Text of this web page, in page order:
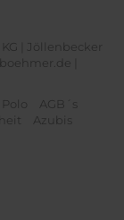
| Jöllenbecker
|
AGB´s
Azubis